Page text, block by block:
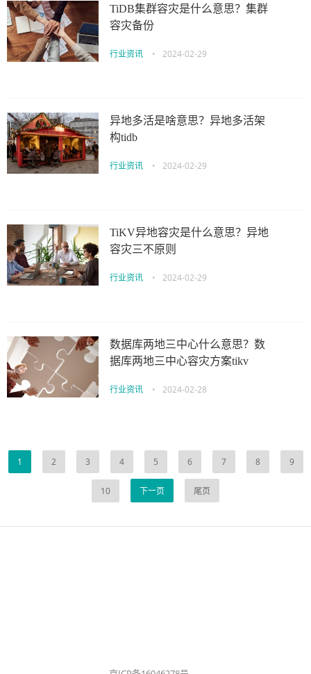
TiDB集群容灾是什么意思？集群
容灾备份
行业资讯 • 2024-02-29
异地多活是啥意思？异地多活架
构tidb
行业资讯 • 2024-02-29
TiKV异地容灾是什么意思？异地
容灾三不原则
行业资讯 • 2024-02-29
数据库两地三中心什么意思？数
据库两地三中心容灾方案tikv
行业资讯 • 2024-02-28
1 2 3 4 5 6 7 8 9
10 下一页 尾页